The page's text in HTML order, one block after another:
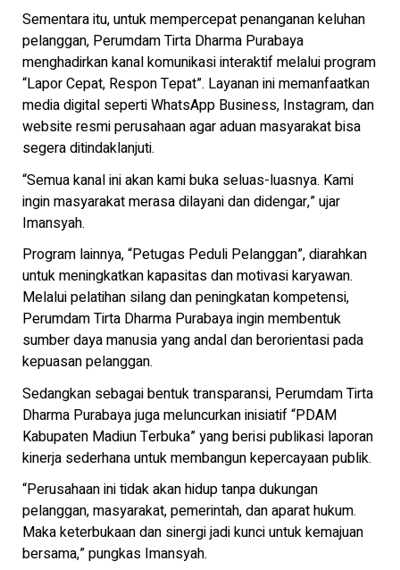
Sementara itu, untuk mempercepat penanganan keluhan
pelanggan, Perumdam Tirta Dharma Purabaya
menghadirkan kanal komunikasi interaktif melalui program
“Lapor Cepat, Respon Tepat”. Layanan ini memanfaatkan
media digital seperti WhatsApp Business, Instagram, dan
website resmi perusahaan agar aduan masyarakat bisa
segera ditindaklanjuti.
“Semua kanal ini akan kami buka seluas-luasnya. Kami
ingin masyarakat merasa dilayani dan didengar,” ujar
Imansyah.
Program lainnya, “Petugas Peduli Pelanggan”, diarahkan
untuk meningkatkan kapasitas dan motivasi karyawan.
Melalui pelatihan silang dan peningkatan kompetensi,
Perumdam Tirta Dharma Purabaya ingin membentuk
sumber daya manusia yang andal dan berorientasi pada
kepuasan pelanggan.
Sedangkan sebagai bentuk transparansi, Perumdam Tirta
Dharma Purabaya juga meluncurkan inisiatif “PDAM
Kabupaten Madiun Terbuka” yang berisi publikasi laporan
kinerja sederhana untuk membangun kepercayaan publik.
“Perusahaan ini tidak akan hidup tanpa dukungan
pelanggan, masyarakat, pemerintah, dan aparat hukum.
Maka keterbukaan dan sinergi jadi kunci untuk kemajuan
bersama,” pungkas Imansyah.